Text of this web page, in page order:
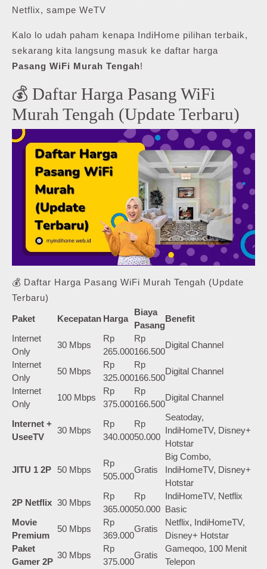
Netflix, sampe WeTV
Kalo lo udah paham kenapa IndiHome pilihan terbaik,
sekarang kita langsung masuk ke daftar harga
Pasang WiFi Murah Tengah!
💰 Daftar Harga Pasang WiFi
Murah Tengah (Update Terbaru)
💰 Daftar Harga Pasang WiFi Murah Tengah (Update
Terbaru)
Paket Kecepatan Harga
Biaya
Pasang
Benefit
Internet
Only
30 Mbps
Rp
265.000
Rp
166.500
Digital Channel
Internet
Only
50 Mbps
Rp
325.000
Rp
166.500
Digital Channel
Internet
Only
100 Mbps
Rp
375.000
Rp
166.500
Digital Channel
Internet +
UseeTV
30 Mbps
Rp
340.000
Rp
50.000
Seatoday,
IndiHomeTV, Disney+
Hotstar
JITU 1 2P 50 Mbps
Rp
505.000
Gratis
Big Combo,
IndiHomeTV, Disney+
Hotstar
2P Netflix 30 Mbps
Rp
365.000
Rp
50.000
IndiHomeTV, Netflix
Basic
Movie
Premium
50 Mbps
Rp
369.000
Gratis
Netflix, IndiHomeTV,
Disney+ Hotstar
Paket
Gamer 2P
30 Mbps
Rp
375.000
Gratis
Gameqoo, 100 Menit
Telepon